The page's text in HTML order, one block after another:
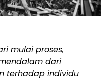
mulai proses,
dari
terhadap individu